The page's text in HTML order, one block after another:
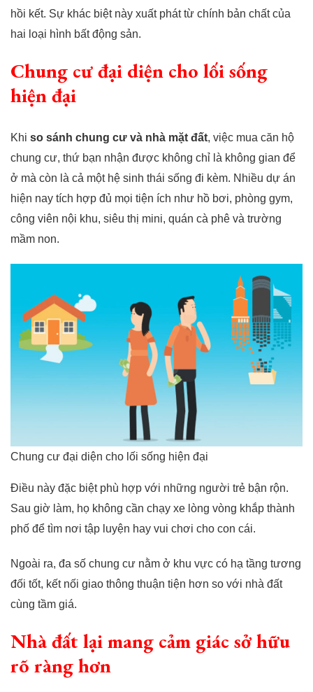
hồi kết. Sự khác biệt này xuất phát từ chính bản chất của
hai loại hình bất động sản.
Chung cư đại diện cho lối sống
hiện đại
Khi so sánh chung cư và nhà mặt đất, việc mua căn hộ
chung cư, thứ bạn nhận được không chỉ là không gian để
ở mà còn là cả một hệ sinh thái sống đi kèm. Nhiều dự án
hiện nay tích hợp đủ mọi tiện ích như hồ bơi, phòng gym,
công viên nội khu, siêu thị mini, quán cà phê và trường
mầm non.
Chung cư đại diện cho lối sống hiện đại
Điều này đặc biệt phù hợp với những người trẻ bận rộn.
Sau giờ làm, họ không cần chạy xe lòng vòng khắp thành
phố để tìm nơi tập luyện hay vui chơi cho con cái.
Ngoài ra, đa số chung cư nằm ở khu vực có hạ tầng tương
đối tốt, kết nối giao thông thuận tiện hơn so với nhà đất
cùng tầm giá.
Nhà đất lại mang cảm giác sở hữu
rõ ràng hơn